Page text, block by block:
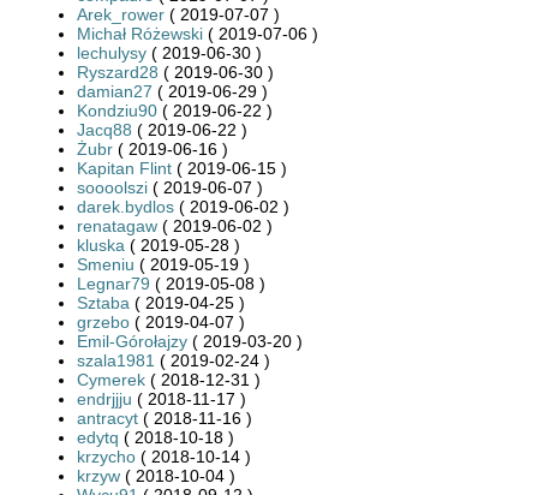
Arek_rower ( 2019-07-07 )
Michał Różewski ( 2019-07-06 )
lechulysy ( 2019-06-30 )
Ryszard28 ( 2019-06-30 )
damian27 ( 2019-06-29 )
Kondziu90 ( 2019-06-22 )
Jacq88 ( 2019-06-22 )
Żubr ( 2019-06-16 )
Kapitan Flint ( 2019-06-15 )
soooolszi ( 2019-06-07 )
darek.bydlos ( 2019-06-02 )
renatagaw ( 2019-06-02 )
kluska ( 2019-05-28 )
Smeniu ( 2019-05-19 )
Legnar79 ( 2019-05-08 )
Sztaba ( 2019-04-25 )
grzebo ( 2019-04-07 )
Emil-Górołajzy ( 2019-03-20 )
szala1981 ( 2019-02-24 )
Cymerek ( 2018-12-31 )
endrjjju ( 2018-11-17 )
antracyt ( 2018-11-16 )
edytq ( 2018-10-18 )
krzycho ( 2018-10-14 )
krzyw ( 2018-10-04 )